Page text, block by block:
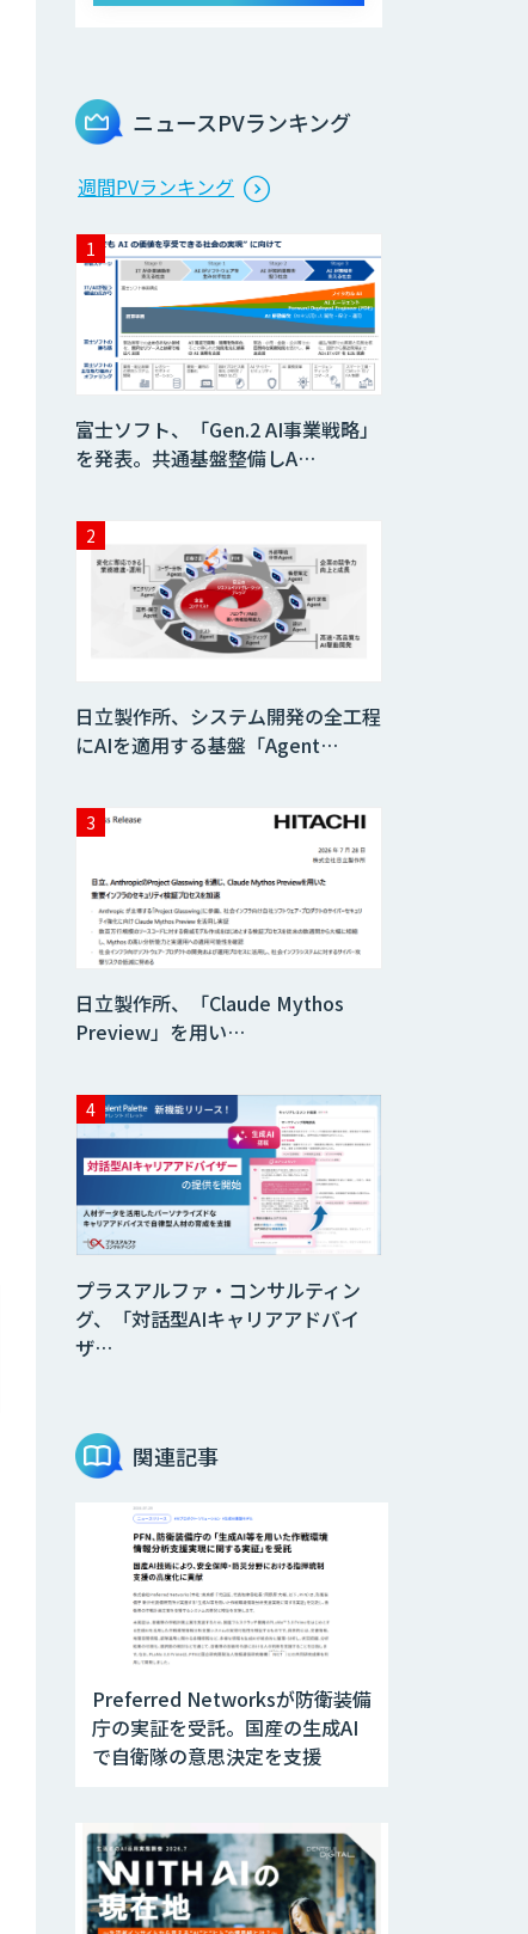
エージェント開発
Explaza 生成AI
Partner｜AIエー
業務特化型AIエー
ジェントの開発支
援「業務AIプロ」
SELFBOT AIエ
ージェント
ジェント活用支援
サービス
（知財/FMEA/電気
回路/CAD/外観検
異常検知AI
需要予測＋業務最
imprai ezCheck
JAPAN AI HR
DELTA AI AGENT
システム
ニーズを理解する
対話型AIエージェ
展示会」
Web接客を進化さ
せる対話型AIエー
AIエージェント構
築支援サービス
ニュースPVランキング
週間PVランキング
富士ソフト、「Gen.2 AI事業戦略」
を発表。共通基盤整備しA…
日立製作所、システム開発の全工程
にAIを適用する基盤「Agent…
日立製作所、「Claude Mythos
Preview」を用い…
プラスアルファ・コンサルティン
グ、「対話型AIキャリアアドバイ
ザ…
関連記事
Preferred Networksが防衛装備
庁の実証を受託。国産の生成AI
で自衛隊の意思決定を支援